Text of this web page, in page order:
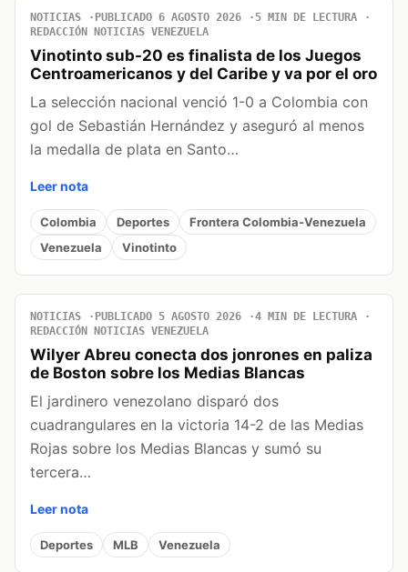
NOTICIAS PUBLICADO 6 AGOSTO 2026
5 MIN DE LECTURA
REDACCIÓN NOTICIAS VENEZUELA
Vinotinto sub-20 es finalista de los Juegos
Centroamericanos y del Caribe y va por el oro
La selección nacional venció 1-0 a Colombia con
gol de Sebastián Hernández y aseguró al menos
la medalla de plata en Santo…
Leer nota
Colombia Deportes
Frontera Colombia-Venezuela
Venezuela
Vinotinto
NOTICIAS PUBLICADO 5 AGOSTO 2026
4 MIN DE LECTURA
REDACCIÓN NOTICIAS VENEZUELA
Wilyer Abreu conecta dos jonrones en paliza
de Boston sobre los Medias Blancas
El jardinero venezolano disparó dos
cuadrangulares en la victoria 14-2 de las Medias
Rojas sobre los Medias Blancas y sumó su
tercera…
Leer nota
Deportes MLB Venezuela